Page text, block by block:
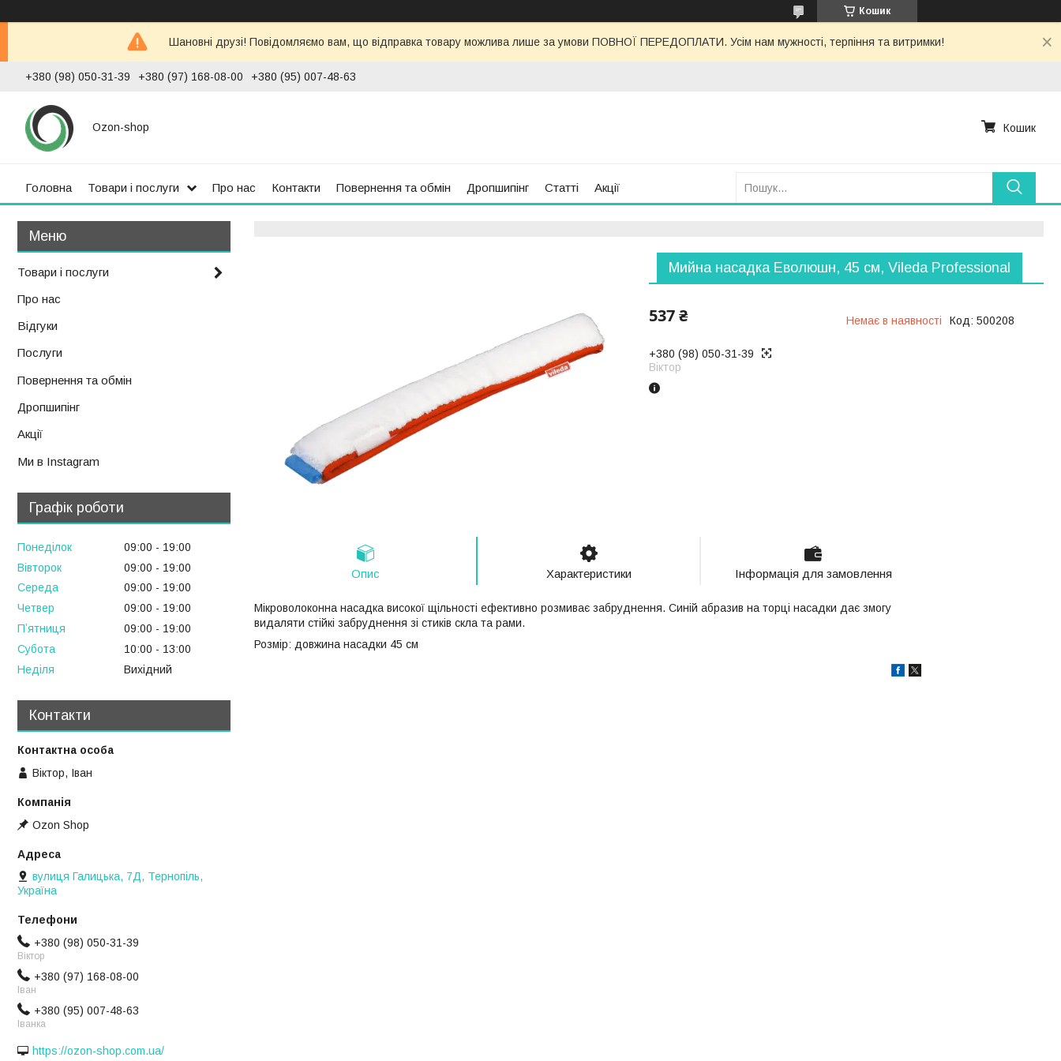
Кошик
Шановні друзі! Повідомляємо вам, що відправка товару можлива лише за умови ПОВНОЇ ПЕРЕДОПЛАТИ. Усім нам мужності, терпіння та витримки!
+380 (98) 050-31-39 +380 (97) 168-08-00 +380 (95) 007-48-63
Ozon-shop Кошик
Головна Товари і послуги Про нас Контакти Повернення та обмін Дропшипінг Статті Акції
Мийна насадка Еволюшн, 45 см, Vileda Professional
537 ₴ Немає в наявності Код: 500208
+380 (98) 050-31-39
Віктор
Опис Характеристики Інформація для замовлення
Мікроволоконна насадка високої щільності ефективно розмиває забруднення. Синій абразив на торці насадки дає змогу
видаляти стійкі забруднення зі стиків скла та рами.
Розмір: довжина насадки 45 см
Товари і послуги
Про нас
Відгуки
Послуги
Повернення та обмін
Дропшипінг
Акції
Ми в Instagram
Графік роботи
Понеділок 09:00
19:00
Вівторок
09:00
19:00
Середа
09:00
19:00
Четвер
09:00
19:00
Пʼятниця
09:00
19:00
Субота
10:00
13:00
Неділя
Вихідний
Контакти
Віктор, Іван
Ozon Shop
вулиця Галицька, 7Д, Тернопіль,
Україна
+380 (98) 050-31-39
Віктор
+380 (97) 168-08-00
Іван
+380 (95) 007-48-63
Іванка
https://ozon-shop.com.ua/